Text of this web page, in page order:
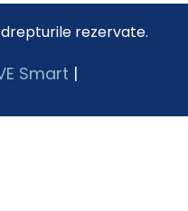
rezervate.
Smart |